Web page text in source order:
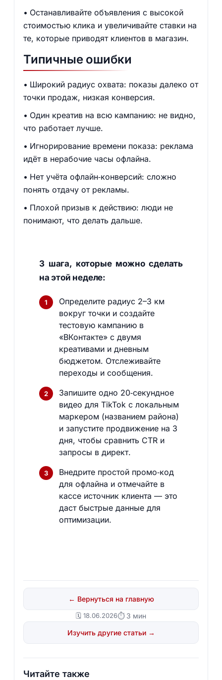
Останавливайте объявления с высокой
стоимостью клика и увеличивайте ставки на
те, которые приводят клиентов в магазин.
Типичные ошибки
Широкий радиус охвата: показы далеко от
точки продаж, низкая конверсия.
Один креатив на всю кампанию: не видно,
что работает лучше.
Игнорирование времени показа: реклама
идёт в нерабочие часы офлайна.
Нет учёта офлайн‑конверсий: сложно
понять отдачу от рекламы.
Плохой призыв к действию: люди не
понимают, что делать дальше.
3 шага, которые можно сделать
на этой неделе:
Определите радиус 2–3 км
вокруг точки и создайте
тестовую кампанию в
«ВКонтакте» с двумя
креативами и дневным
бюджетом. Отслеживайте
переходы и сообщения.
Запишите одно 20‑секундное
видео для TikTok с локальным
маркером (названием района)
и запустите продвижение на 3
дня, чтобы сравнить CTR и
запросы в директ.
Внедрите простой промо‑код
для офлайна и отмечайте в
кассе источник клиента — это
даст быстрые данные для
оптимизации.
← Вернуться на главную
🗓️ 18.06.2026⏱ 3 мин
Изучить другие статьи →
Читайте также